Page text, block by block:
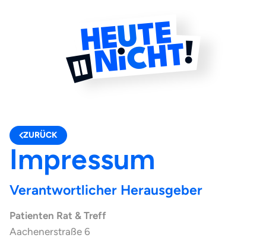
ZURÜCK
Impressum
Verantwortlicher Herausgeber
Patienten Rat & Treff
Aachenerstraße 6